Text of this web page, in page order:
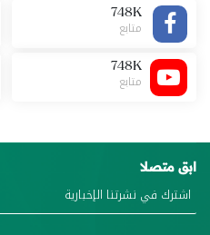
748K
متابع
748K
متابع
ابق متصلا